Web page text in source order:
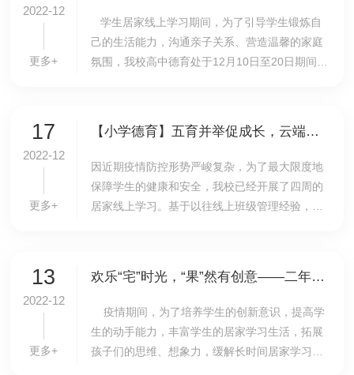
2022-12
更多+
学生居家线上学习期间，为了引导学生锻炼自
己的生活能力，沟通亲子关系、营造温馨的家庭
氛围，我校高中德育处于12月10日至20日期间开
17
2022-12
更多+
【小学德育】五育并举促成长，云端分享展精彩——我校小学组织开展线上班级管理经验交流活动
因近期疫情防控形势严峻复杂，为了最大限度地
保障学生的健康和安全，我校已经开展了四周的
居家线上学习。基于以往线上班级管理经验，小
13
2022-12
更多+
欢乐“宅”时光，“果”然有创意——二年级组织学生开展居家线上水果拼盘活动
疫情期间，为了培养学生的创新意识，提高学
生的动手能力，丰富学生的居家学习生活，拓展
孩子们的思维、想象力，缓解长时间居家学习的